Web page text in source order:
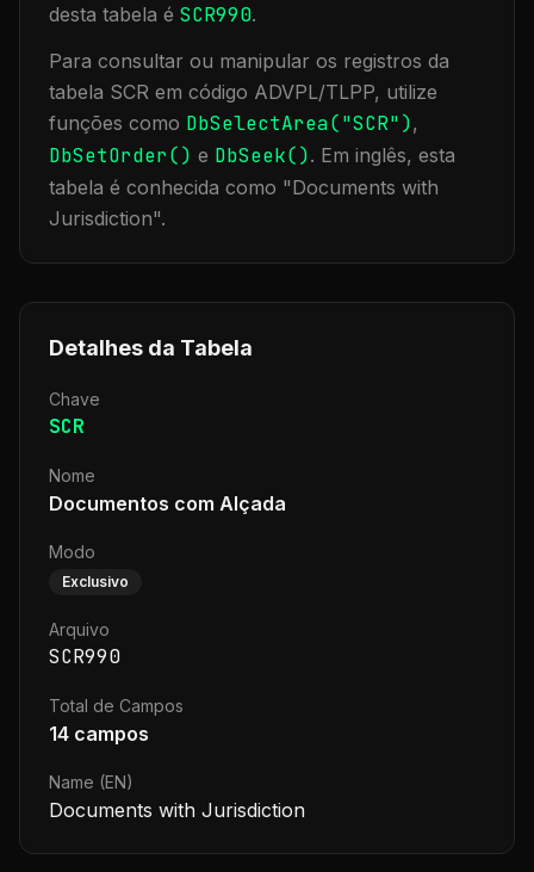
desta tabela é SCR990.
Para consultar ou manipular os registros da
tabela SCR em código ADVPL/TLPP, utilize
funções como DbSelectArea("SCR"),
DbSetOrder() e DbSeek(). Em inglês, esta
tabela é conhecida como "Documents with
Jurisdiction".
Detalhes da Tabela
Chave
SCR
Nome
Documentos com Alçada
Modo
Exclusivo
Arquivo
SCR990
Total de Campos
14 campos
Name (EN)
Documents with Jurisdiction